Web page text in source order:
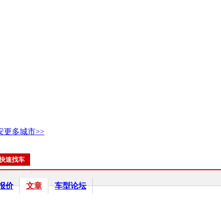
更多城市>>
价 文章 车型论坛